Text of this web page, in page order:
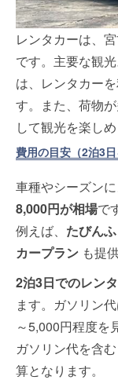
レンタカーは、
です。主要な観
は、レンタカー
す。また、荷物
して観光を楽しめ
費用の目安（2泊3日
車種やシーズンに
8,000円が相場で
例えば、 たびん
カープラン も提
2泊3日でのレン
ます。ガソリン
～5,000円程度を
ガソリン代を含
算となります。